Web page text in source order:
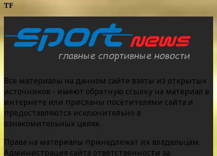
TF
Все материалы на данном сайте взяты из открытых
источников - имеют обратную ссылку на материал в
интернете или присланы посетителями сайта и
предоставляются исключительно в
ознакомительных целях.
Права на материалы принадлежат их владельцам.
Администрация сайта ответственности за